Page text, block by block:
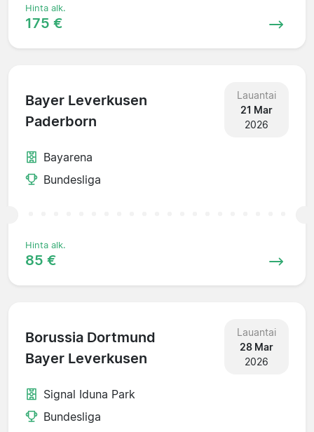
Hinta alk.
175 €
Bayer Leverkusen
Paderborn
Lauantai
21 Mar
2026
Bayarena
Bundesliga
Hinta alk.
85 €
Borussia Dortmund
Bayer Leverkusen
Lauantai
28 Mar
2026
Signal Iduna Park
Bundesliga